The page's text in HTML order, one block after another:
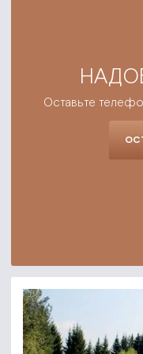
Оставьте